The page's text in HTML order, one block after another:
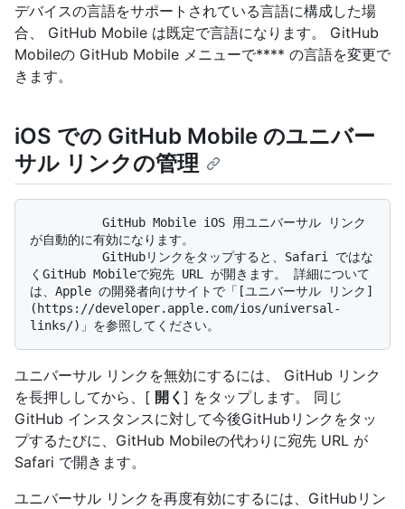
デバイスの言語をサポートされている言語に構成した場
合、 GitHub Mobile は既定で言語になります。 GitHub
Mobileの GitHub Mobile メニューで**** の言語を変更で
きます。
iOS での GitHub Mobile のユニバー
サル リンクの管理
が自動的に有効になります。
くGitHub Mobileで宛先 URL が開きます。 詳細について
は、Apple の開発者向けサイトで「[ユニバーサル リンク]
(https://developer.apple.com/ios/universal-
ユニバーサル リンクを無効にするには、 GitHub リンク
を長押ししてから、[ 開く ] をタップします。 同じ
GitHub インスタンスに対して今後GitHubリンクをタッ
プするたびに、GitHub Mobileの代わりに宛先 URL が
Safari で開きます。
ユニバーサル リンクを再度有効にするには、GitHubリン